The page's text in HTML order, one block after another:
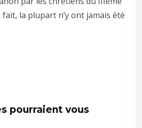
fait, la plupart n’y ont jamais été
pourraient vous